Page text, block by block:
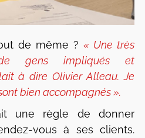
de même ?« Une très
gens impliqués et
à dire Olivier Alleau. Je
bien accompagnés ».
une règle de donner
vous à ses clients.